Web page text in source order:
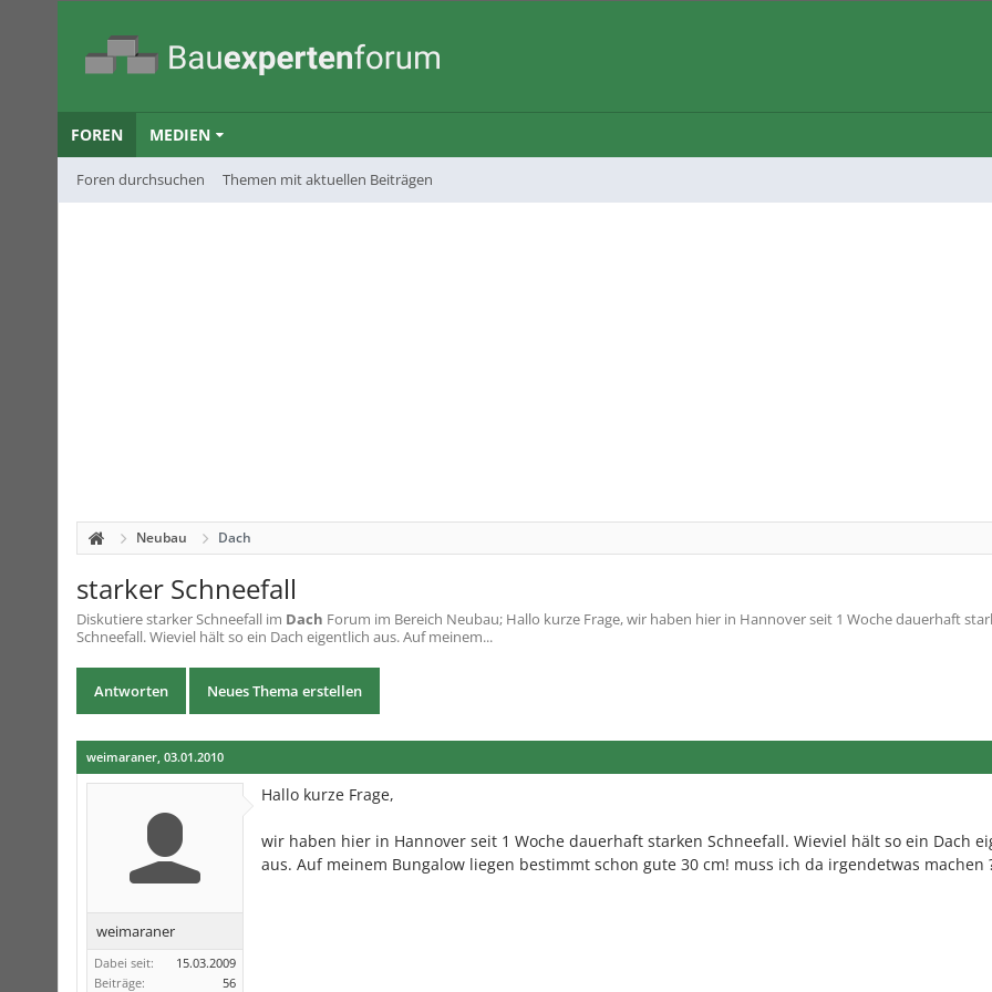
FOREN
Foren durchsuchen Themen mit aktuellen Beiträgen
MEDIEN
Neubau Dach
starker Schneefall
Diskutierestarker Schneefall im Dach Forum im Bereich Neubau; Hallo kurze Frage, wir haben hier in Hannover seit 1 Woche dauerhaft
Schneefall. Wieviel hält so ein Dach eigentlich aus. Auf meinem...
Antworten Neues Thema erstellen
weimaraner, 03.01.2010
weimaraner
Dabei seit:
15.03.2009
Beiträge:
56
Hallo kurze Frage,
wir haben hier in Hannover seit 1 Woche dauerhaft starken Schneefall. Wieviel hält so ein Dach
aus. Auf meinem Bungalow liegen bestimmt schon gute 30 cm! muss ich da irgendetwas machen